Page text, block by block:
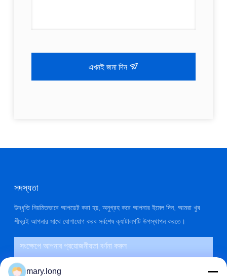
এখনই জমা দিন
সদস্যতা
উদ্ধৃতি নিয়মিতভাবে আপডেট করা হয়, অনুগ্রহ করে আপনার ইমেল দিন, আমরা খুব
শীঘ্রই আপনার সাথে যোগাযোগ করব সর্বশেষ ক্যাটালগটি উপস্থাপন করতে।
mary.long